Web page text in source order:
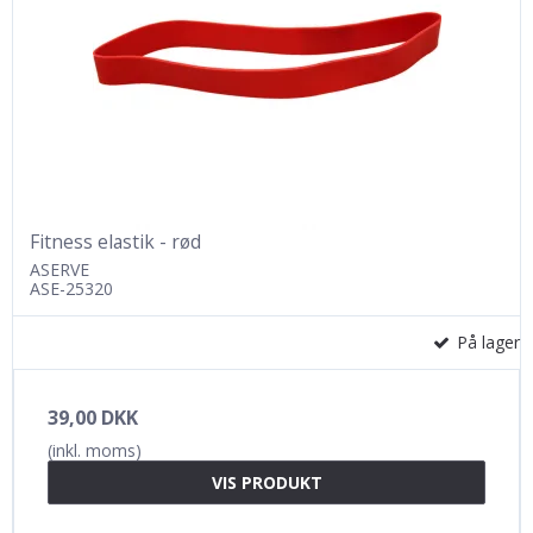
Fitness elastik - rød
ASERVE
ASE-25320
På lager
39,00 DKK
(inkl. moms)
VIS PRODUKT